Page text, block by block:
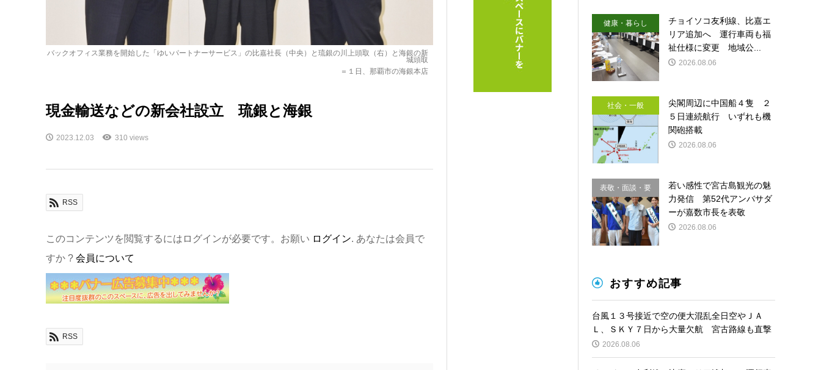
バックオフィス業務を開始した「ゆいパートナーサービス」の比嘉社長（中央）と琉銀の川上頭取（右）と海銀の新
城頭取
＝１日、那覇市の海銀本店
現金輸送などの新会社設立 琉銀と海銀
2023.12.03 310 views
RSS
このコンテンツを閲覧するにはログインが必要です。お願い ログイン. あなたは会員で
すか ? 会員について
RSS
健康・暮らし
チョイソコ友利線、比嘉エ
リア追加へ 運行車両も福
祉仕様に変更 地域公...
2026.08.06
社会・一般
尖閣周辺に中国船４隻 ２
５日連続航行 いずれも機
関砲搭載
2026.08.06
表敬・面談・要
請
若い感性で宮古島観光の魅
力発信 第52代アンバサダ
ーが嘉数市長を表敬
2026.08.06
おすすめ記事
台風１３号接近で空の便大混乱全日空やＪＡ
Ｌ、ＳＫＹ７日から大量欠航 宮古路線も直撃
2026.08.06